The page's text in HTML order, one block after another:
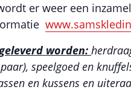
er weer een
worden:
speelgoed en
en kussens en